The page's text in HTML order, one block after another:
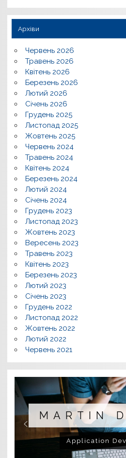
Архіви
Червень 2026
Травень 2026
Квітень 2026
Березень 2026
Лютий 2026
Січень 2026
Грудень 2025
Листопад 2025
Жовтень 2025
Червень 2024
Травень 2024
Квітень 2024
Березень 2024
Лютий 2024
Січень 2024
Грудень 2023
Листопад 2023
Жовтень 2023
Вересень 2023
Травень 2023
Квітень 2023
Березень 2023
Лютий 2023
Січень 2023
Грудень 2022
Листопад 2022
Жовтень 2022
Лютий 2022
Червень 2021
MARTIN
Application